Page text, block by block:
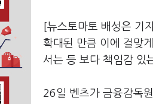
[뉴스토마토 배성은 기
확대된 만큼 이에 걸맞
서는 등 보다 책임감 있
26일 벤츠가 금융감독